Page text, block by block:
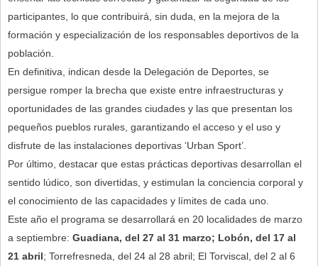
participantes, lo que contribuirá, sin duda, en la mejora de la
formación y especialización de los responsables deportivos de la
población.
En definitiva, indican desde la Delegación de Deportes, se
persigue romper la brecha que existe entre infraestructuras y
oportunidades de las grandes ciudades y las que presentan los
pequeños pueblos rurales, garantizando el acceso y el uso y
disfrute de las instalaciones deportivas ‘Urban Sport’.
Por último, destacar que estas prácticas deportivas desarrollan el
sentido lúdico, son divertidas, y estimulan la conciencia corporal y
el conocimiento de las capacidades y límites de cada uno.
Este año el programa se desarrollará en 20 localidades de marzo
a septiembre: Guadiana, del 27 al 31 marzo; Lobón, del 17 al
21 abril; Torrefresneda, del 24 al 28 abril; El Torviscal, del 2 al 6